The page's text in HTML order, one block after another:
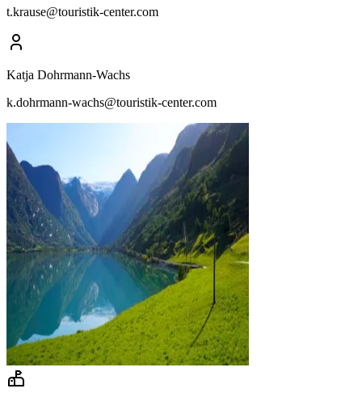
t.krause@touristik-center.com
Katja Dohrmann-Wachs
k.dohrmann-wachs@touristik-center.com